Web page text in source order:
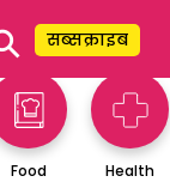
सब्सक्राइब
Food Health